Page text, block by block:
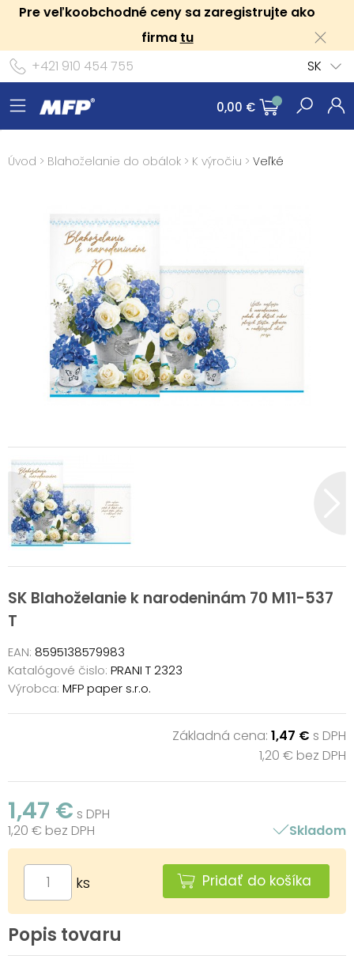
Pre veľkoobchodné ceny sa zaregistrujte ako
firma tu
+421 910 454 755
SK
0,00 €
Úvod > Blahoželanie do obálok > K výročiu > Veľké
SK Blahoželanie k narodeninám 70 M11-537
T
EAN: 8595138579983
Katalógové čislo: PRANI T 2323
Výrobca: MFP paper s.r.o.
Základná cena: 1,47 € s DPH
1,20 € bez DPH
1,47 € s DPH
1,20 € bez DPH
Skladom
ks Pridať do košíka
Popis tovaru